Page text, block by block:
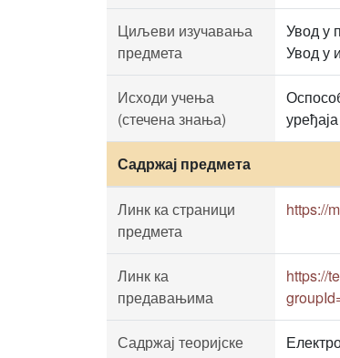
Циљеви изучавања
предмета
Увод у
Увод у
Исходи учења
(стечена знања)
Садржај предмета
Линк ка страници
предмета
https://
Линк ка
предавањима
https://
Садржај теоријске